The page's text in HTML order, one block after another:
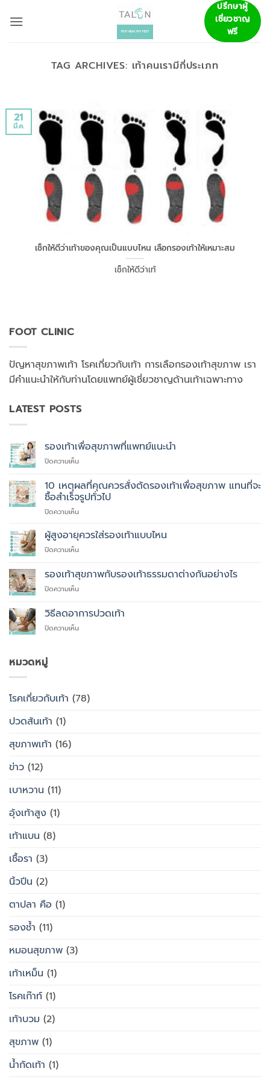
ปรึกษาผู้
เชี่ยวชาญ
ฟรี
TAG ARCHIVES: เท้าคนเรามีกี่ประเภท
เช็กให้ดีว่าเท้าของคุณเป็นแบบไหน เลือกรองเท้าให้เหมาะสม
เช็กให้ดีว่าเท้
21
มี.ค.
FOOT CLINIC
ปัญหาสุขภาพเท้า โรคเกี่ยวกับเท้า การเลือกรองเท้าสุขภาพ เรา
มีคำแนะนำให้กับท่านโดยแพทย์ผู้เชี่ยวชาญด้านเท้าเฉพาะทาง
LATEST POSTS
รองเท้าเพื่อสุขภาพที่แพทย์แนะนำ
ปิดความเห็นบน
เพื่อ
สุขภาพ
ที่
แพทย์
10 เหตุผลที่คุณควรสั่งตัดรองเท้าเพื่อสุขภาพ แทนที่จะ
ซื้อสำเร็จรูปทั่วไป
ปิดความเห็นบน
เหตุผล
คุณ
สั่ง
ตัด
รองเท้า
สุขภาพ
ผู้สูงอายุควรใส่รองเท้าแบบไหน
ปิดความเห็นบน
สูง
อายุ
ควร
รองเท้า
ไหน
รองเท้าสุขภาพกับรองเท้าธรรมดาต่างกันอย่างไร
ปิดความเห็นบน
สุขภาพ
กับ
รองเท้า
วิธีลดอาการปวดเท้า
ปิดความเห็นบน
หมวดหมู่
โรคเกี่ยวกับเท้า (78)
ปวดส้นเท้า (1)
สุขภาพเท้า (16)
ข่าว (12)
เบาหวาน (11)
อุ้งเท้าสูง (1)
เท้าแบน (8)
เชื้อรา (3)
นิ้วปีน (2)
ตาปลา คือ (1)
รองช้ำ (11)
หมอนสุขภาพ (3)
เท้าเหม็น (1)
โรคเก๊าท์ (1)
เท้าบวม (2)
สุขภาพ (1)
น้ำกัดเท้า (1)